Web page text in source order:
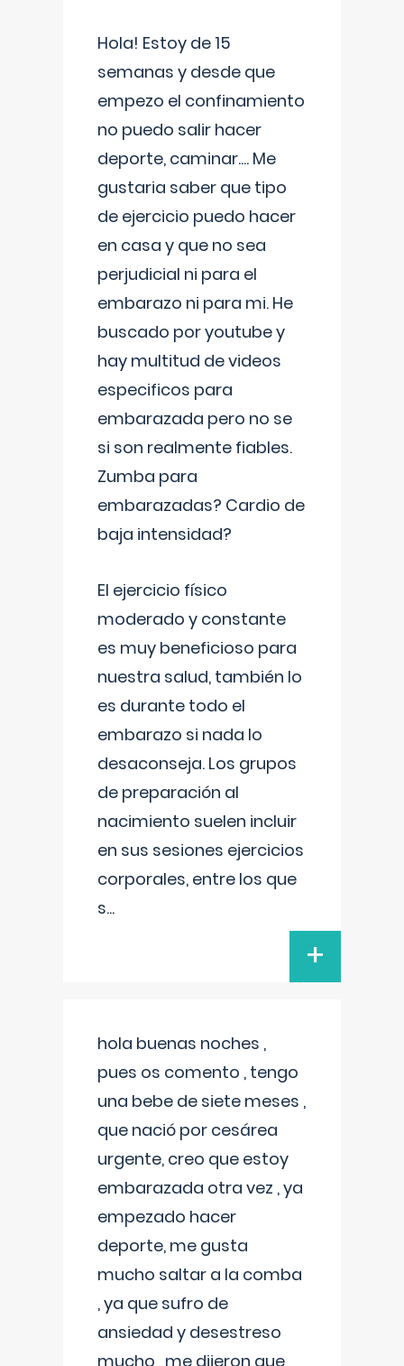
Hola! Estoy de 15
semanas y desde que
empezo el confinamiento
no puedo salir hacer
deporte, caminar.... Me
gustaria saber que tipo
de ejercicio puedo hacer
en casa y que no sea
perjudicial ni para el
embarazo ni para mi. He
buscado por youtube y
hay multitud de videos
especificos para
embarazada pero no se
si son realmente fiables.
Zumba para
embarazadas? Cardio de
baja intensidad?
El ejercicio físico
moderado y constante
es muy beneficioso para
nuestra salud, también lo
es durante todo el
embarazo si nada lo
desaconseja. Los grupos
de preparación al
nacimiento suelen incluir
en sus sesiones ejercicios
corporales, entre los que
s...
+
hola buenas noches ,
pues os comento , tengo
una bebe de siete meses ,
que nació por cesárea
urgente, creo que estoy
embarazada otra vez , ya
empezado hacer
deporte, me gusta
mucho saltar a la comba
, ya que sufro de
ansiedad y desestreso
mucho , me dijeron que